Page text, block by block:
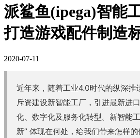
派鲨鱼(ipega)智能
打造游戏配件制造
2020-07-11
近年来，随着工业4.0时代的纵深推
斥资建设新智能工厂，引进最新进
化、数字化及服务化转型。新智能
新” 体现在何处，给我们带来怎样的